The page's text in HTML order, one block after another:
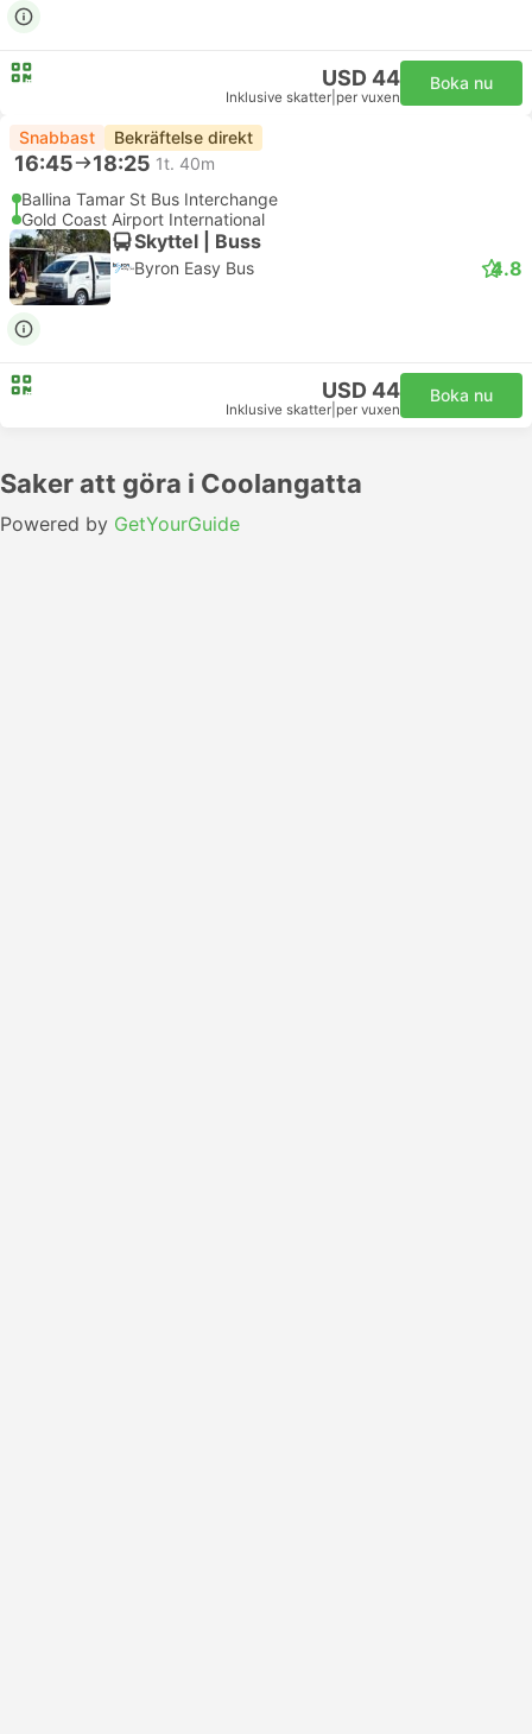
USD 44
Inklusive skatter per vuxen
Boka nu
Snabbast Bekräftelse direkt
16:45 18:25 1t. 40m
Ballina Tamar St Bus Interchange
Gold Coast Airport International
Skyttel | Buss
Byron Easy Bus 4.8
USD 44
Inklusive skatter per vuxen
Boka nu
Saker att göra i Coolangatta
Powered by GetYourGuide